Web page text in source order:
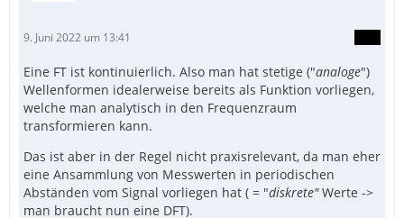
9. Juni 2022 um 13:41
Eine FT ist kontinuierlich. Also man hat stetige ("analoge")
Wellenformen idealerweise bereits als Funktion vorliegen,
welche man analytisch in den Frequenzraum
transformieren kann.
Das ist aber in der Regel nicht praxisrelevant, da man eher
eine Ansammlung von Messwerten in periodischen
Abständen vom Signal vorliegen hat ( = "diskrete"Werte ->
man braucht nun eine DFT).